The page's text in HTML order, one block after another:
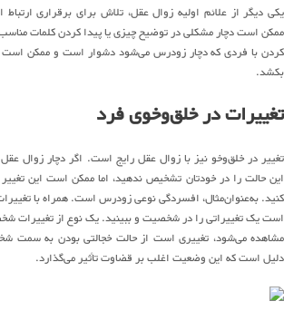
یکی دیگر از علائم اولیه زوال عقل، تلاش برای برقراری
ممکن است دچار مشکلی در توضیح چیزی یا پیدا کردن کلمات
کردن با فردی که دچار زودرس می‌شود دشوار است و ممکن است
بکشد.
تغییرات در خلق‌وخوی فرد
تغییر در خلق‌وخو نیز با زوال عقل رایج است. اگر دچار زوال
این حالت را در خودتان تشخیص ندهید، اما ممکن است این
کنید. به‌عنوان‌مثال، افسردگی نوعی زودرس است. همراه با
است یک تغییراتی را در شخصیت و ببینید. یک نوع از تغییرات
مشاهده می‌شود، تغییری است از حالت خجالتی بودن به سمت
دلیل است که این وضعیت اغلب بر قضاوت تأثیر می‌گذارد.